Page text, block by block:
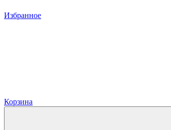
Избранное
Корзина